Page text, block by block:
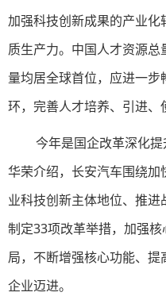
加强科技创新成果的产业
质生产力。中国人才资源
量均居全球首位，应进一
环，完善人才培养、引进、
今年是国企改革深化
华荣介绍，长安汽车围绕
业科技创新主体地位、推
制定33项改革举措，加强
局，不断增强核心功能、
企业迈进。